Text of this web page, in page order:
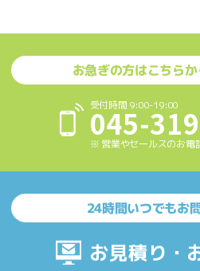
お急ぎの方はこちら
受付時間 9:00-19:00
045-
※ 営業やセールスのお電
24時間いつでもお
お見積り・